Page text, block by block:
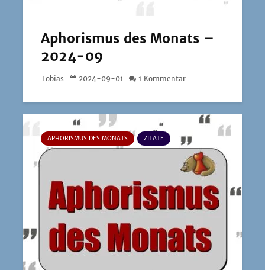
Aphorismus des Monats –
2024-09
Tobias 2024-09-01 1 Kommentar
APHORISMUS DES MONATS ZITATE